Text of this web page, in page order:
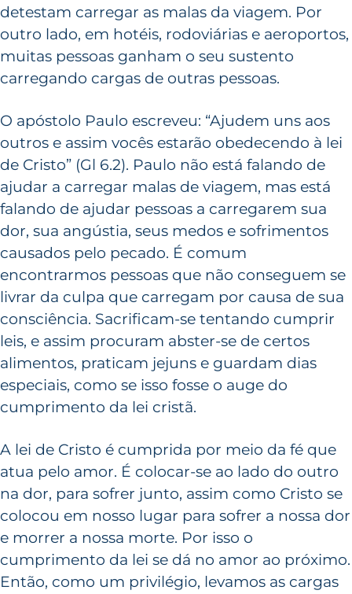
detestam carregar as malas da viagem. Por
outro lado, em hotéis, rodoviárias e aeroportos,
muitas pessoas ganham o seu sustento
carregando cargas de outras pessoas.
O apóstolo Paulo escreveu: “Ajudem uns aos
outros e assim vocês estarão obedecendo à lei
de Cristo” (Gl 6.2). Paulo não está falando de
ajudar a carregar malas de viagem, mas está
falando de ajudar pessoas a carregarem sua
dor, sua angústia, seus medos e sofrimentos
causados pelo pecado. É comum
encontrarmos pessoas que não conseguem se
livrar da culpa que carregam por causa de sua
consciência. Sacrificam-se tentando cumprir
leis, e assim procuram abster-se de certos
alimentos, praticam jejuns e guardam dias
especiais, como se isso fosse o auge do
cumprimento da lei cristã.
A lei de Cristo é cumprida por meio da fé que
atua pelo amor. É colocar-se ao lado do outro
na dor, para sofrer junto, assim como Cristo se
colocou em nosso lugar para sofrer a nossa dor
e morrer a nossa morte. Por isso o
cumprimento da lei se dá no amor ao próximo.
Então, como um privilégio, levamos as cargas